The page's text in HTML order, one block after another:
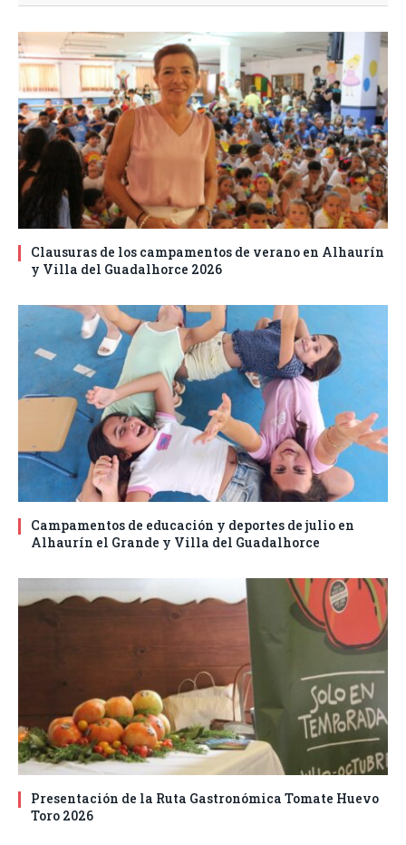
Clausuras de los campamentos de verano en Alhaurín
y Villa del Guadalhorce 2026
Campamentos de educación y deportes de julio en
Alhaurín el Grande y Villa del Guadalhorce
Presentación de la Ruta Gastronómica Tomate Huevo
Toro 2026